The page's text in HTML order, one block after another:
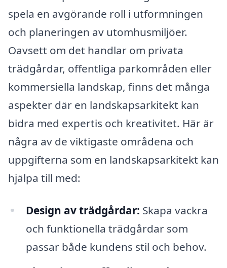
spela en avgörande roll i utformningen
och planeringen av utomhusmiljöer.
Oavsett om det handlar om privata
trädgårdar, offentliga parkområden eller
kommersiella landskap, finns det många
aspekter där en landskapsarkitekt kan
bidra med expertis och kreativitet. Här är
några av de viktigaste områdena och
uppgifterna som en landskapsarkitekt kan
hjälpa till med:
Design av trädgårdar: Skapa vackra
och funktionella trädgårdar som
passar både kundens stil och behov.